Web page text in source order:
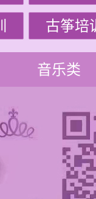
古筝培
音乐类